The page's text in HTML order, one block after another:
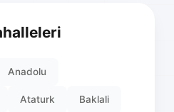
Anadolu
Ataturk Baklali